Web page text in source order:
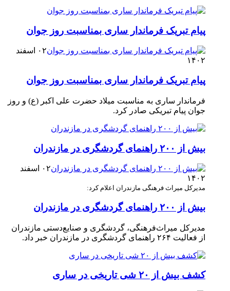
پیام تبریک فرماندار ساری بمناسبت روز جوان
۰۲ اسفند
۱۴۰۲
پیام تبریک فرماندار ساری بمناسبت روز جوان
فرماندار ساری به مناسبت میلاد حضرت علی اکبر (ع) و روز
جوان پیام تبریکی صادر کرد. ‎ ‎
بیش از ۲۰۰ راهنمای گردشگری در مازندران
۰۲ اسفند
۱۴۰۲
مدیرکل میراث فرهنگی مازندران اعلام کرد:
بیش از ۲۰۰ راهنمای گردشگری در مازندران
مدیرکل میراث‌فرهنگی، گردشگری و صنایع‌دستی مازندران
از فعالیت ۲۶۴ راهنمای گردشگری در مازندران خبر داد.
کشف بیش از ۲۰ شی تاریخی در ساری